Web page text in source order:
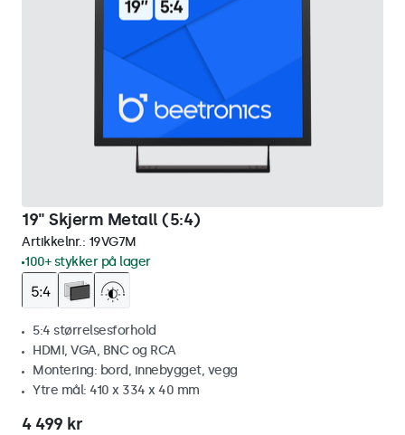
19" Skjerm Metall (5:4)
Artikkelnr.: 19VG7M
100+ stykker på lager
5:4 størrelsesforhold
HDMI, VGA, BNC og RCA
Montering: bord, innebygget, vegg
Ytre mål: 410 x 334 x 40 mm
4 499 kr